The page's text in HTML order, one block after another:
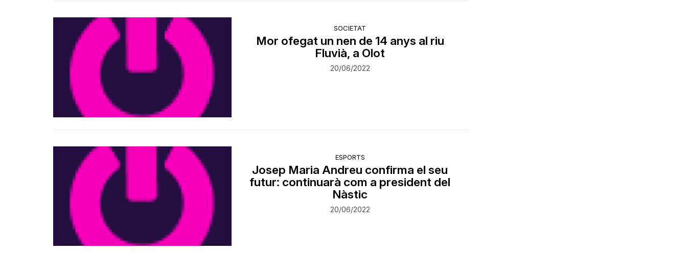
SOCIETAT
Mor ofegat un nen de 14 anys al riu
Fluvià, a Olot
20/06/2022
ESPORTS
Josep Maria Andreu confirma el seu
futur: continuarà com a president del
Nàstic
20/06/2022